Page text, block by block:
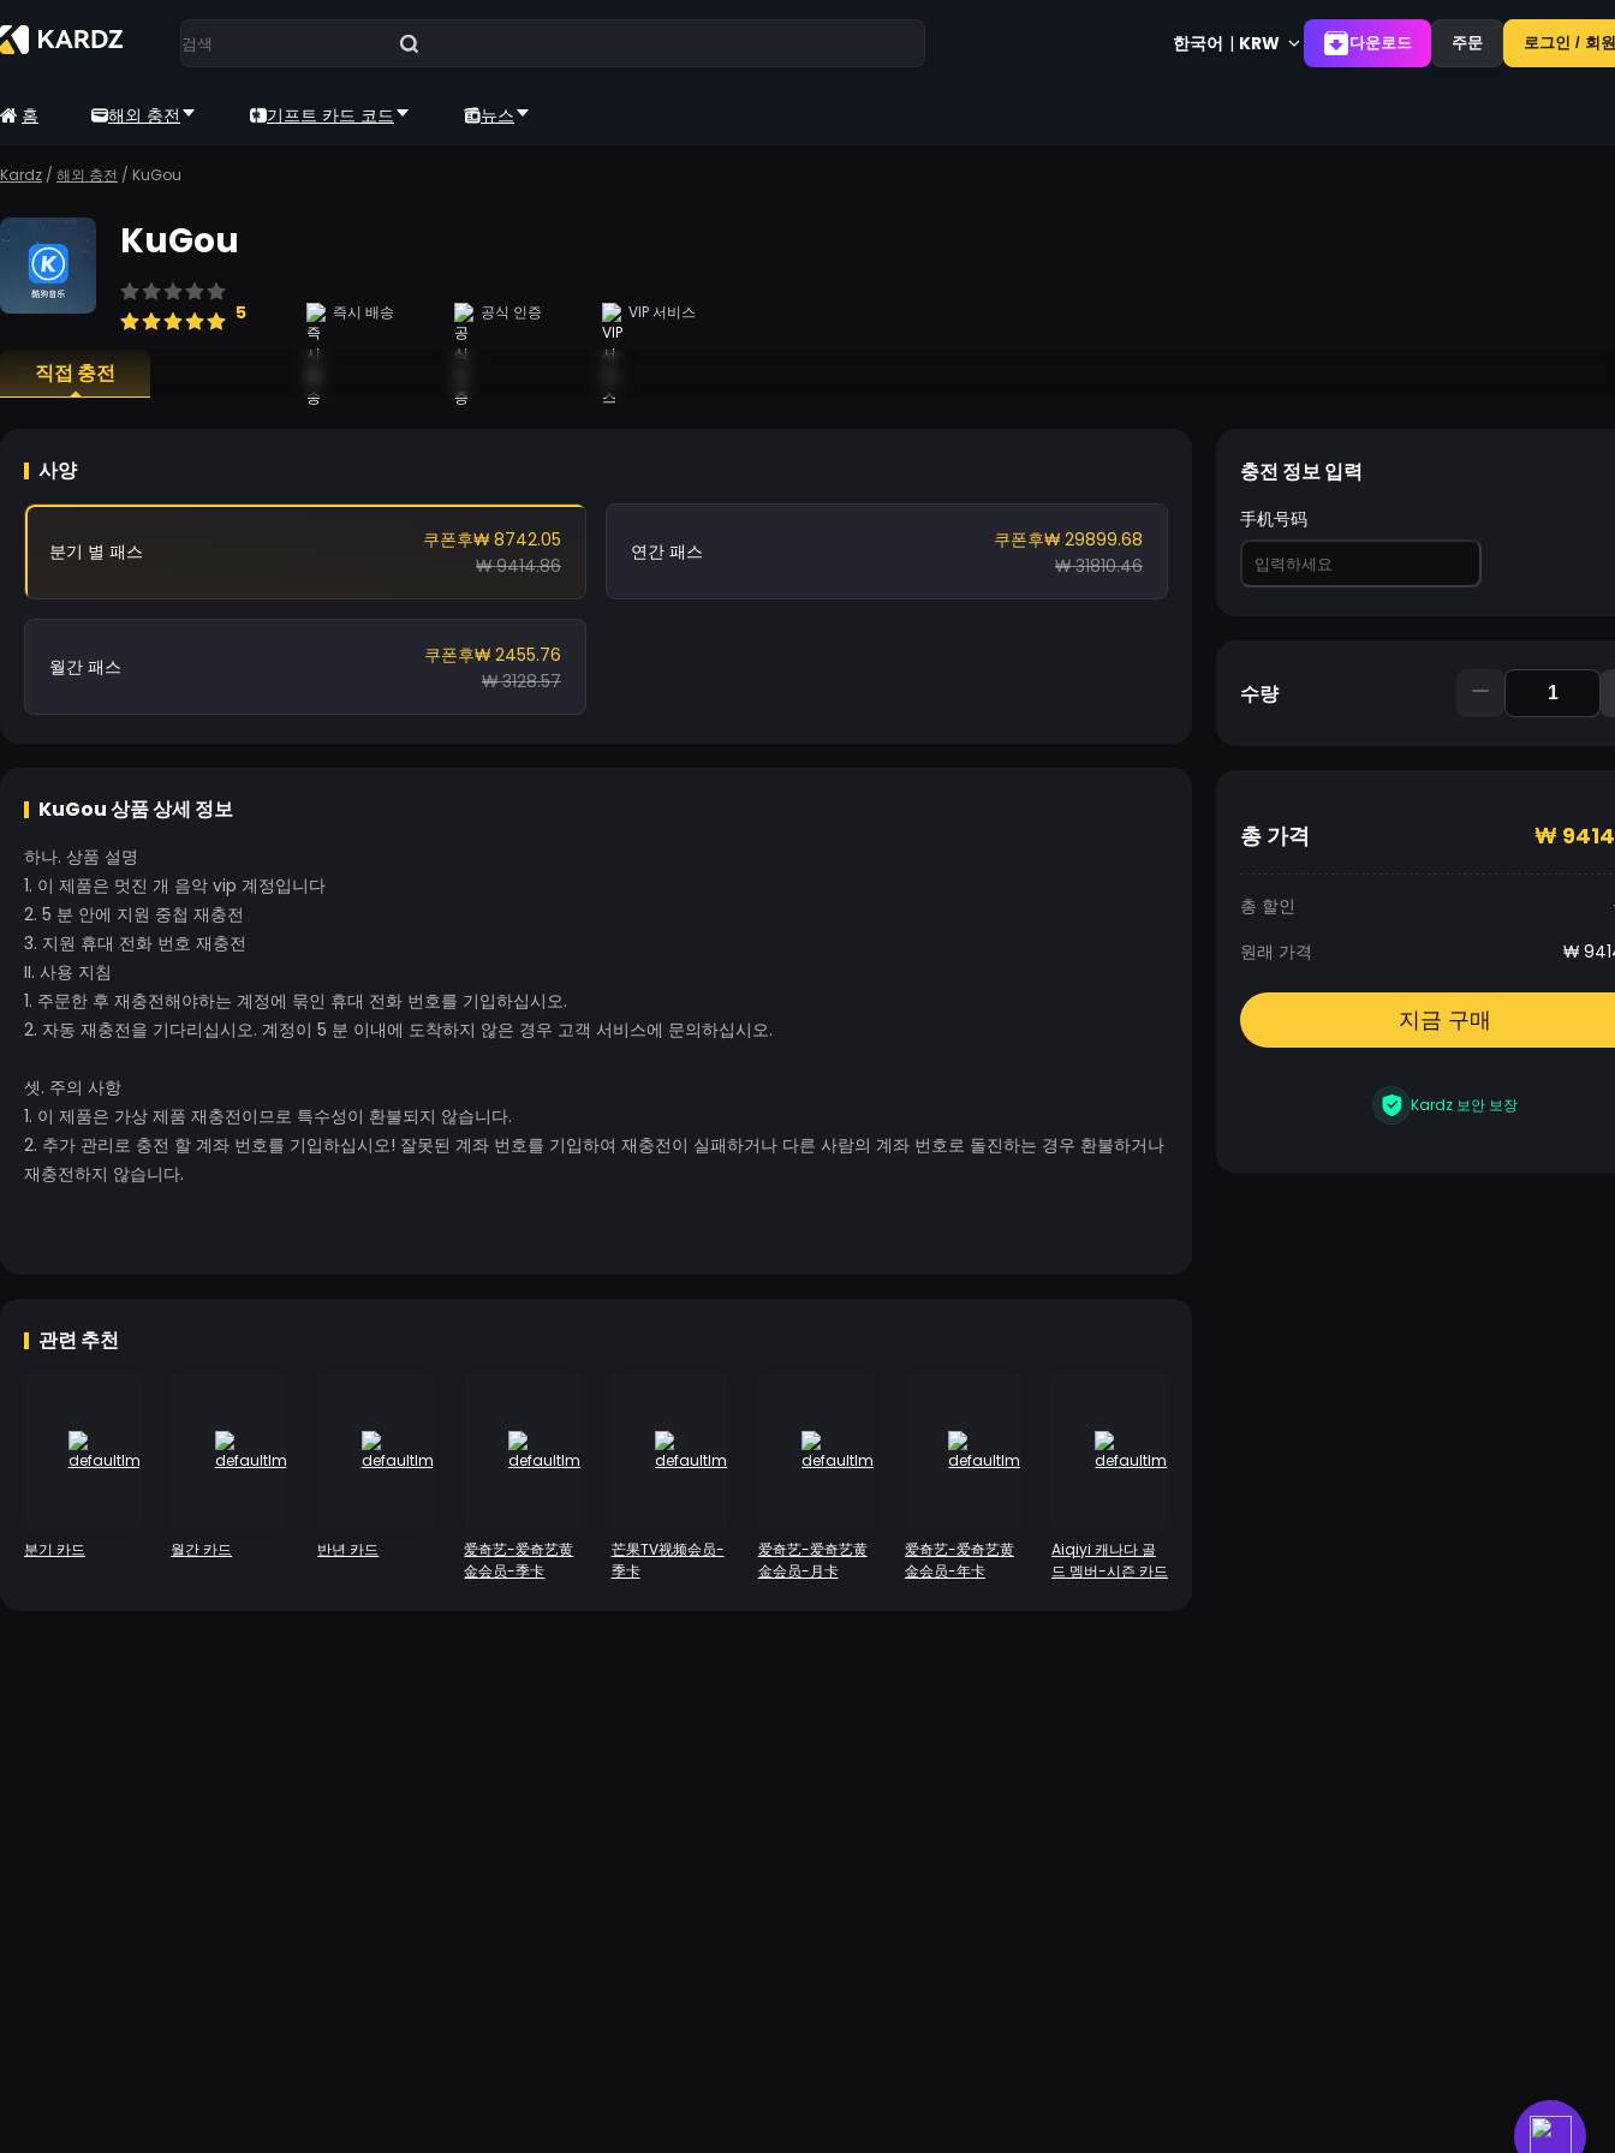
한국어 | KRW 다운로드 주문 로그인 / 회
홈 해외 충전 기프트 카드 코드 뉴스
Kardz / 해외 충전 / KuGou
KuGou
5 즉시 배송 공식 인증 VIP 서비스
직접 충전
사양
분기 별 패스 쿠폰후₩ 8742.05
₩ 9414.86
연간 패스 쿠폰후₩ 29899.68
₩ 31810.46
월간 패스 쿠폰후₩ 2455.76
₩ 3128.57
KuGou상품 상세 정보
하나. 상품 설명
1. 이 제품은 멋진 개 음악 vip 계정입니다
2. 5 분 안에 지원 중첩 재충전
3. 지원 휴대 전화 번호 재충전
II. 사용 지침
1. 주문한 후 재충전해야하는 계정에 묶인 휴대 전화 번호를 기입하십시오.
2. 자동 재충전을 기다리십시오. 계정이 5 분 이내에 도착하지 않은 경우 고객 서비스에 문의하십시오.
셋. 주의 사항
1. 이 제품은 가상 제품 재충전이므로 특수성이 환불되지 않습니다.
2. 추가 관리로 충전 할 계좌 번호를 기입하십시오! 잘못된 계좌 번호를 기입하여 재충전이 실패하거나 다른 사람의 계좌 번호로 돌진하는 경우 환불하거나
재충전하지 않습니다.
관련 추천
분기 카드 월간 카드 반년 카드
爱奇艺-爱奇艺黄
金会员-季卡
芒果TV视频会员-
季卡
爱奇艺-爱奇艺黄
金会员-月卡
爱奇艺-爱奇艺黄
金会员-年卡
Aiqiyi 캐나다 골
드 멤버-시즌 카드
충전 정보 입력
手机号码
수량
총 가격 ₩
총 할인
원래 가격
₩
지금 구매
Kardz 보안 보장